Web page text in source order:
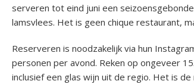
serveren tot eind juni een
lamsvlees. Het is geen chique restaurant,
Reserveren is noodzakelijk via hun
personen per avond. Reken op ongeveer
inclusief een glas wijn uit de regio. Het is